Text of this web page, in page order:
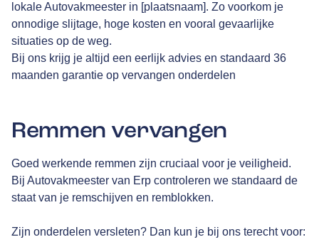
lokale Autovakmeester in [plaatsnaam]. Zo voorkom je
onnodige slijtage, hoge kosten en vooral gevaarlijke
situaties op de weg.
Bij ons krijg je altijd een eerlijk advies en standaard 36
maanden garantie op vervangen onderdelen
Remmen vervangen
Goed werkende remmen zijn cruciaal voor je veiligheid.
Bij Autovakmeester van Erp controleren we standaard de
staat van je remschijven en remblokken.
Zijn onderdelen versleten? Dan kun je bij ons terecht voor: